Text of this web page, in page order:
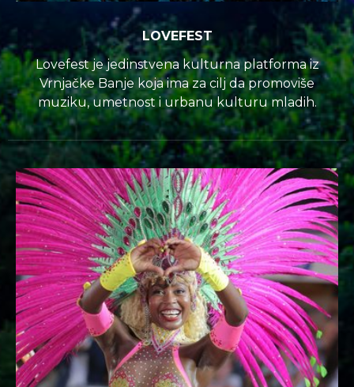
LOVEFEST
Lovefest je jedinstvena kulturna platforma iz
Vrnjačke Banje koja ima za cilj da promoviše
muziku, umetnost i urbanu kulturu mladih.